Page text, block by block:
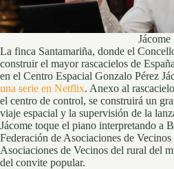
Jácome
La finca Santamariña, donde el
construir el mayor rascacielos de
en el Centro Espacial Gonzalo Pérez
una serie en Netflix. Anexo al
el centro de control, se construirá un
viaje espacial y la supervisión de la
Jácome toque el piano interpretando a
Federación de Asociaciones de
Asociaciones de Vecinos del rural del
del convite popular.